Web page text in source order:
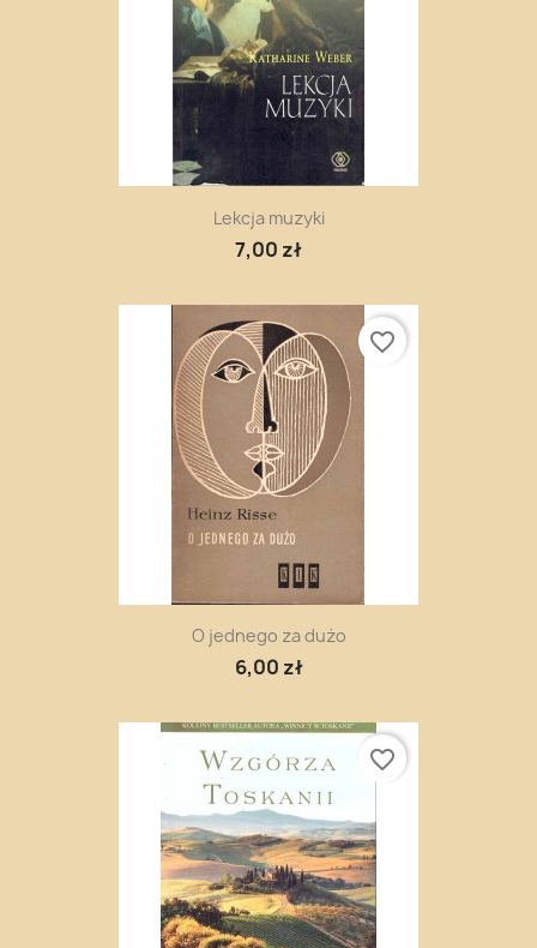
Lekcja muzyki
7,00 zł
O jednego za dużo
6,00 zł
favorite_border
favorite_border